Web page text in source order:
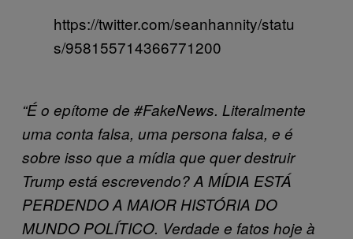
https://twitter.com/seanhannity/statu
s/958155714366771200
“É o epítome de #FakeNews. Literalmente
uma conta falsa, uma persona falsa, e é
sobre isso que a mídia que quer destruir
Trump está escrevendo? A MÍDIA ESTÁ
PERDENDO A MAIOR HISTÓRIA DO
MUNDO POLÍTICO. Verdade e fatos hoje à